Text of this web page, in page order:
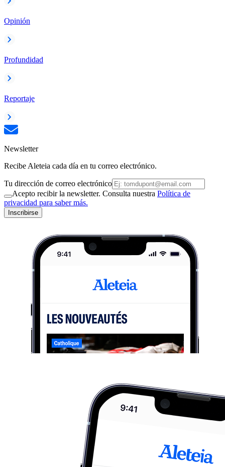
Opinión
Profundidad
Reportaje
Newsletter
Recibe Aleteia cada día en tu correo electrónico.
Tu dirección de correo electrónico
Acepto recibir la newsletter. Consulta nuestra Política de
privacidad para saber más.
Inscribirse